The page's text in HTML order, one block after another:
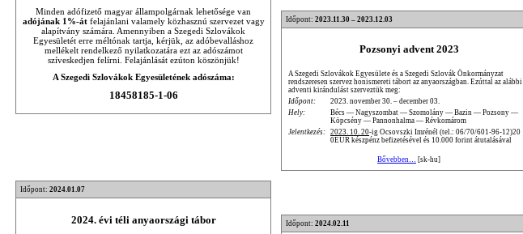
Minden adófizető magyar állampolgárnak lehetősége van
adójának 1%-átfelajánlani valamely közhasznú szervezet vagy
alapítvány számára. Amennyiben a Szegedi Szlovákok
Egyesületét erre méltónak tartja, kérjük, az adóbevalláshoz
mellékelt rendelkező nyilatkozatára ezt az adószámot
szíveskedjen felírni. Felajánlását ezúton köszönjük!
A Szegedi Szlovákok Egyesületének adószáma:
18458185-1-06
Időpont: 2023.11.30 – 2023.12.03
Pozsonyi advent 2023
A Szegedi Szlovákok Egyesülete és a Szegedi Szlovák Önkormányzat
rendszeresen szervez honismereti tábort az anyaországban. Ezúttal az alábbi
adventi kirándulást szerveztük meg:
Időpont:
2023. november 30. – december 03.
Hely:
Bécs — Nagyszombat — Szomolány — Bazin — Pozsony —
Köpcsény — Pannonhalma — Révkomárom
Jelentkezés: 2023. 10. 20-ig Ocsovszki Imrénél (tel.: 06/70/601-96-12)20
0EUR készpénz befizetésével és 10.000 forint átutalásával
Bővebben… [sk-hu]
Időpont: 2024.01.07
2024. évi téli anyaországi tábor Időpont: 2024.02.11